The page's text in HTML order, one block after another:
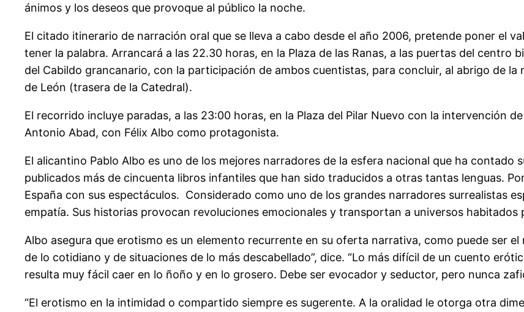
ánimos y los deseos que provoque al público la noche.
El citado itinerario de narración oral que se lleva a cabo desde el año 2006, pretende poner el
tener la palabra. Arrancará a las 22.30 horas, en la Plaza de las Ranas, a las puertas del centro
del Cabildo grancanario, con la participación de ambos cuentistas, para concluir, al abrigo de
de León (trasera de la Catedral).
El recorrido incluye paradas, a las 23:00 horas, en la Plaza del Pilar Nuevo con la intervención
Antonio Abad, con Félix Albo como protagonista.
El alicantino Pablo Albo es uno de los mejores narradores de la esfera nacional que ha contado
publicados más de cincuenta libros infantiles que han sido traducidos a otras tantas lenguas.
España con sus espectáculos. Considerado como uno de los grandes narradores surrealistas
empatía. Sus historias provocan revoluciones emocionales y transportan a universos habitados
Albo asegura que erotismo es un elemento recurrente en su oferta narrativa, como puede ser
de lo cotidiano y de situaciones de lo más descabellado”, dice. “Lo más difícil de un cuento
resulta muy fácil caer en lo ñoño y en lo grosero. Debe ser evocador y seductor, pero nunca
“El erotismo en la intimidad o compartido siempre es sugerente. A la oralidad le otorga otra